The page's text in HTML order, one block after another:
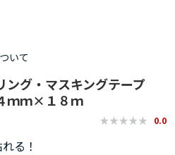
いて
グ・マスキングテープ
ｍｍ×１８ｍ
0.0
る！